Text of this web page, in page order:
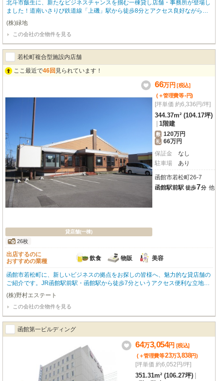
北斗市飯生に、新たなビジネスチャンスを掴む一棟貸し店舗・事務所が登場し
ました！道南いさりび鉄道線「上磯」駅から徒歩8分とアクセス良好ながら、
広大な敷地には嬉しい無料駐車場を10台完備。お客様も従業員様も安心してお
越しいただけます。小売・物販店にぴったりの前面ガラス張りで、明るく開放
的な雰囲気が魅力的です。エアコンや男女別トイレ、照明器具、ガス・給排水
設備など、事業をスムーズに始められる設備も充実しています。徒歩圏内には
コンビニや郵便局、銀行が揃い、日々の業務もスムーズに進められますね。鉄
骨造2階建てのしっかりとした建物で、あなたのビジネスを大きく飛躍させる
拠点として、ぜひご検討ください。
(株)緑地
この会社の全物件を見る
若松町複合型施設内店舗
ここ最近で46回 見られています！
貸店舗(一棟)
26枚
66万円 [税込]
(＋管理費等-円)
[坪単価 約6,336円/坪]
344.37m² (104.17坪)
1階建
敷 120万円
礼 66万円
保証金
なし
駐車場
あり
函館市若松町26-7
函館駅前駅 徒歩7分 他
出店するのに
おすすめの業種
飲食 物販 美容
函館市若松町に、新しいビジネスの拠点をお探しの皆様へ、魅力的な貸店舗の
ご紹介です。JR函館駅前駅・函館駅から徒歩7分というアクセス便利な立地
で、複数路線が利用できるのは嬉しいポイント。幹線道路沿いに位置し、前面
ガラス張りのデザインは視認性も高く、お客様の目を引くこと間違いなしで
す。広々とした専有面積344.37㎡を誇り、飲食全般（重飲食も可能）、小売・
物販、美容・健康・介護など、幅広い業種でご検討いただけます。エアコンや
男女別トイレ、ガス・給排水設備も整っており、快適な店舗運営をサポート。
共用駐車場もございますので、お車での来店にも対応できます。周辺にはコン
ビニやスーパーが徒歩3分圏内にあり、働く方々にとっても便利な環境です。
この機会に、函館の地で新たなビジネスチャンスを掴んでみませんか？ぜひ一
度、現地をご覧になってください。
(株)野村エステート
この会社の全物件を見る
函館第一ビルディング
64万3,054円 [税込]
(＋管理費等23万3,838円)
[坪単価 約6,052円/坪]
351.31m² (106.27坪)